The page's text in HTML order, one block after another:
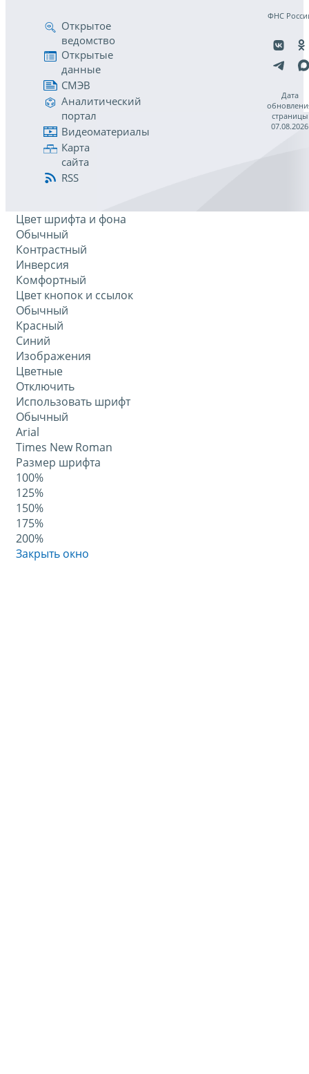
Открытое
ведомство
Открытые
данные
СМЭВ
Аналитический
портал
Видеоматериалы
Карта
сайта
RSS
ФНС
Дата
страницы
07.08.2026
Цвет шрифта и фона
Обычный
Контрастный
Инверсия
Комфортный
Цвет кнопок и ссылок
Обычный
Красный
Синий
Изображения
Цветные
Отключить
Использовать шрифт
Обычный
Arial
Times New Roman
Размер шрифта
100%
125%
150%
175%
200%
Закрыть окно